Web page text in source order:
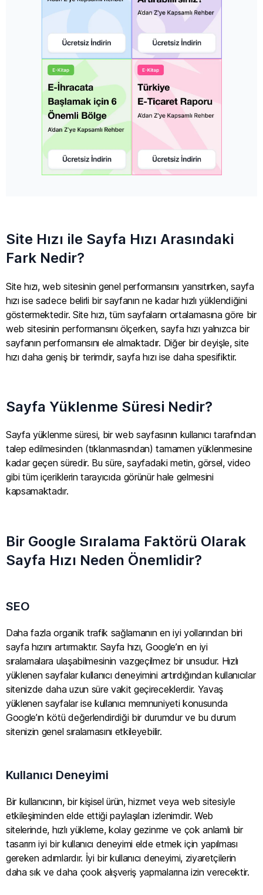
Site Hızı ile Sayfa Hızı Arasındaki
Fark Nedir?
Site hızı, web sitesinin genel performansını yansıtırken, sayfa
hızı ise sadece belirli bir sayfanın ne kadar hızlı yüklendiğini
göstermektedir. Site hızı, tüm sayfaların ortalamasına göre bir
web sitesinin performansını ölçerken, sayfa hızı yalnızca bir
sayfanın performansını ele almaktadır. Diğer bir deyişle, site
hızı daha geniş bir terimdir, sayfa hızı ise daha spesifiktir.
Sayfa Yüklenme Süresi Nedir?​​
Sayfa yüklenme süresi, bir web sayfasının kullanıcı tarafından
talep edilmesinden (tıklanmasından) tamamen yüklenmesine
kadar geçen süredir. Bu süre, sayfadaki metin, görsel, video
gibi tüm içeriklerin tarayıcıda görünür hale gelmesini
kapsamaktadır.
Bir Google Sıralama Faktörü Olarak
Sayfa Hızı Neden Önemlidir?
SEO
Daha fazla organik trafik sağlamanın en iyi yollarından biri
sayfa hızını artırmaktır. Sayfa hızı, Google’ın en iyi
sıralamalara ulaşabilmesinin vazgeçilmez bir unsudur. Hızlı
yüklenen sayfalar kullanıcı deneyimini artırdığından kullanıcılar
sitenizde daha uzun süre vakit geçireceklerdir. Yavaş
yüklenen sayfalar ise kullanıcı memnuniyeti konusunda
Google’ın kötü değerlendirdiği bir durumdur ve bu durum
sitenizin genel sıralamasını etkileyebilir.
Kullanıcı Deneyimi
Bir kullanıcının, bir kişisel ürün, hizmet veya web sitesiyle
etkileşiminden elde ettiği paylaşılan izlenimdir. Web
sitelerinde, hızlı yükleme, kolay gezinme ve çok anlamlı bir
tasarım iyi bir kullanıcı deneyimi elde etmek için yapılması
gereken adımlardır. İyi bir kullanıcı deneyimi, ziyaretçilerin
daha sık ve daha çook alışveriş yapmalarına izin verecektir.